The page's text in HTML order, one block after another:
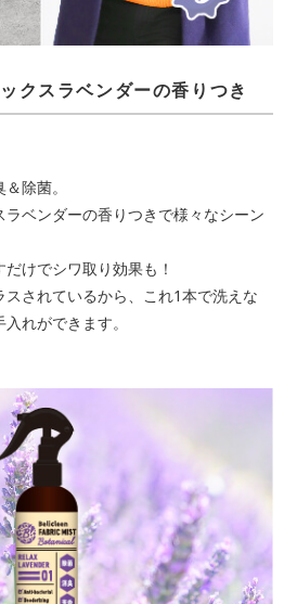
クスラベンダーの香りつき
除菌。
ベンダーの香りつきで様々なシーン
けでシワ取り効果も！
されているから、これ1本で洗えな
れができます。